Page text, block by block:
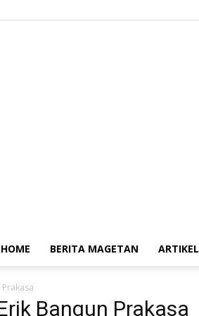
HOME BERITA MAGETAN ARTIKEL
Bangun Prakasa